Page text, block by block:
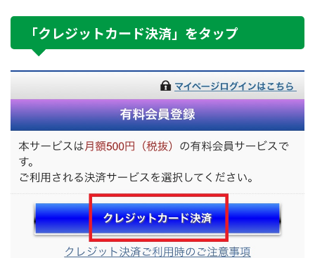
「クレジットカード決済」をタップ